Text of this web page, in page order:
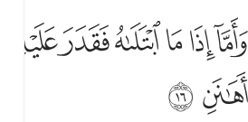
واما اذا ما ابتلاه فقدر عليه رزقه فيقول ربي
وَأَمَّآ إِذَا مَا ٱبْتَلَىٰهُ فَقَدَرَ عَلَيْهِ رِزْقَهُۥ فَيَقُولُ رَبِّىٓ
ﲢﲣﲤﲥﲦﲧ
ﲫﲬ